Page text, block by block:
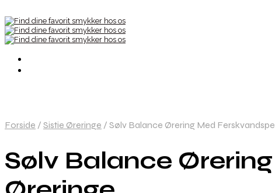
Forside / Sistie Øreringe / Sølv Balance Ørering Med
Sølv Balance